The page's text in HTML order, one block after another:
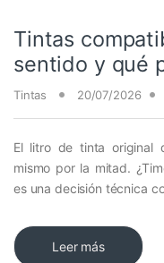
Tintas
sentido y qué
Tintas 20/07/2026
El litro de tinta original
mismo por la mitad.
es una decisión técnica
Leer más